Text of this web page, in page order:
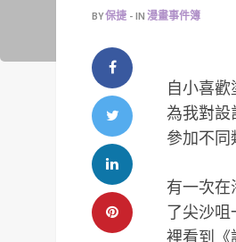
BY保捷 IN 漫畫事件簿
自小喜
為我對設
參加不同
有一次在
了尖沙
裡看到《